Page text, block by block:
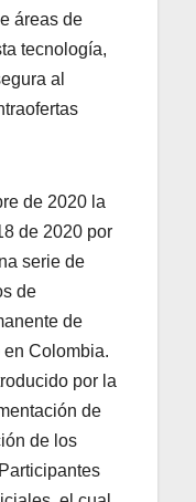
áreas de
tecnología,
al
de 2020 la
de 2020 por
serie de
de
de
Colombia.
por la
de
de los